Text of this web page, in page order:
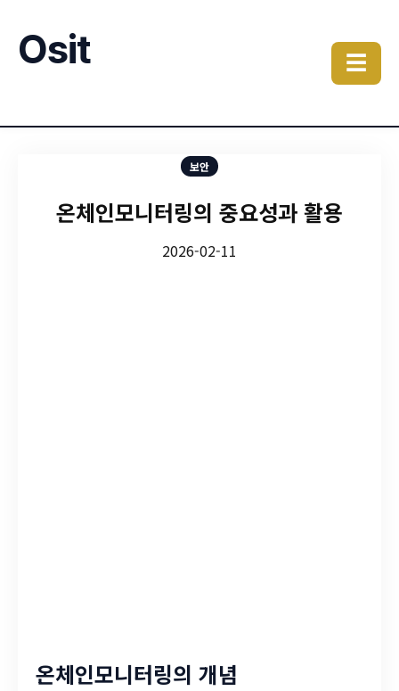
Osit ☰
보안
온체인모니터링의 중요성과 활용
2026-02-11
온체인모니터링의 개념